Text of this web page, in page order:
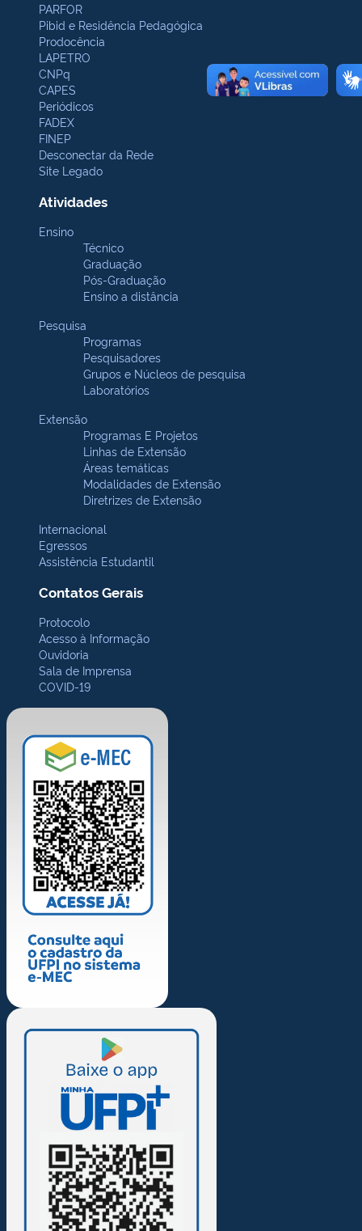
PARFOR
Pibid e Residência Pedagógica
Prodocência
LAPETRO
CNPq
CAPES
Periódicos
FADEX
FINEP
Desconectar da Rede
Site Legado
Atividades
Ensino
Técnico
Graduação
Pós-Graduação
Ensino a distância
Pesquisa
Programas
Pesquisadores
Grupos e Núcleos de pesquisa
Laboratórios
Extensão
Programas E Projetos
Linhas de Extensão
Áreas temáticas
Modalidades de Extensão
Diretrizes de Extensão
Internacional
Egressos
Assistência Estudantil
Contatos Gerais
Protocolo
Acesso à Informação
Ouvidoria
Sala de Imprensa
COVID-19